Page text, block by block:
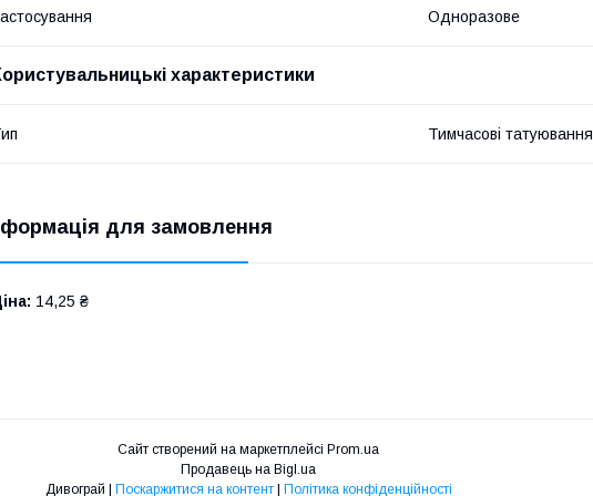
Одноразове
характеристики
Тимчасові татуювання
для замовлення
14,25 ₴
Сайт створений на маркетплейсі Prom.ua
Продавець на Bigl.ua
Дивограй | Поскаржитися на контент | Політика конфіденційності